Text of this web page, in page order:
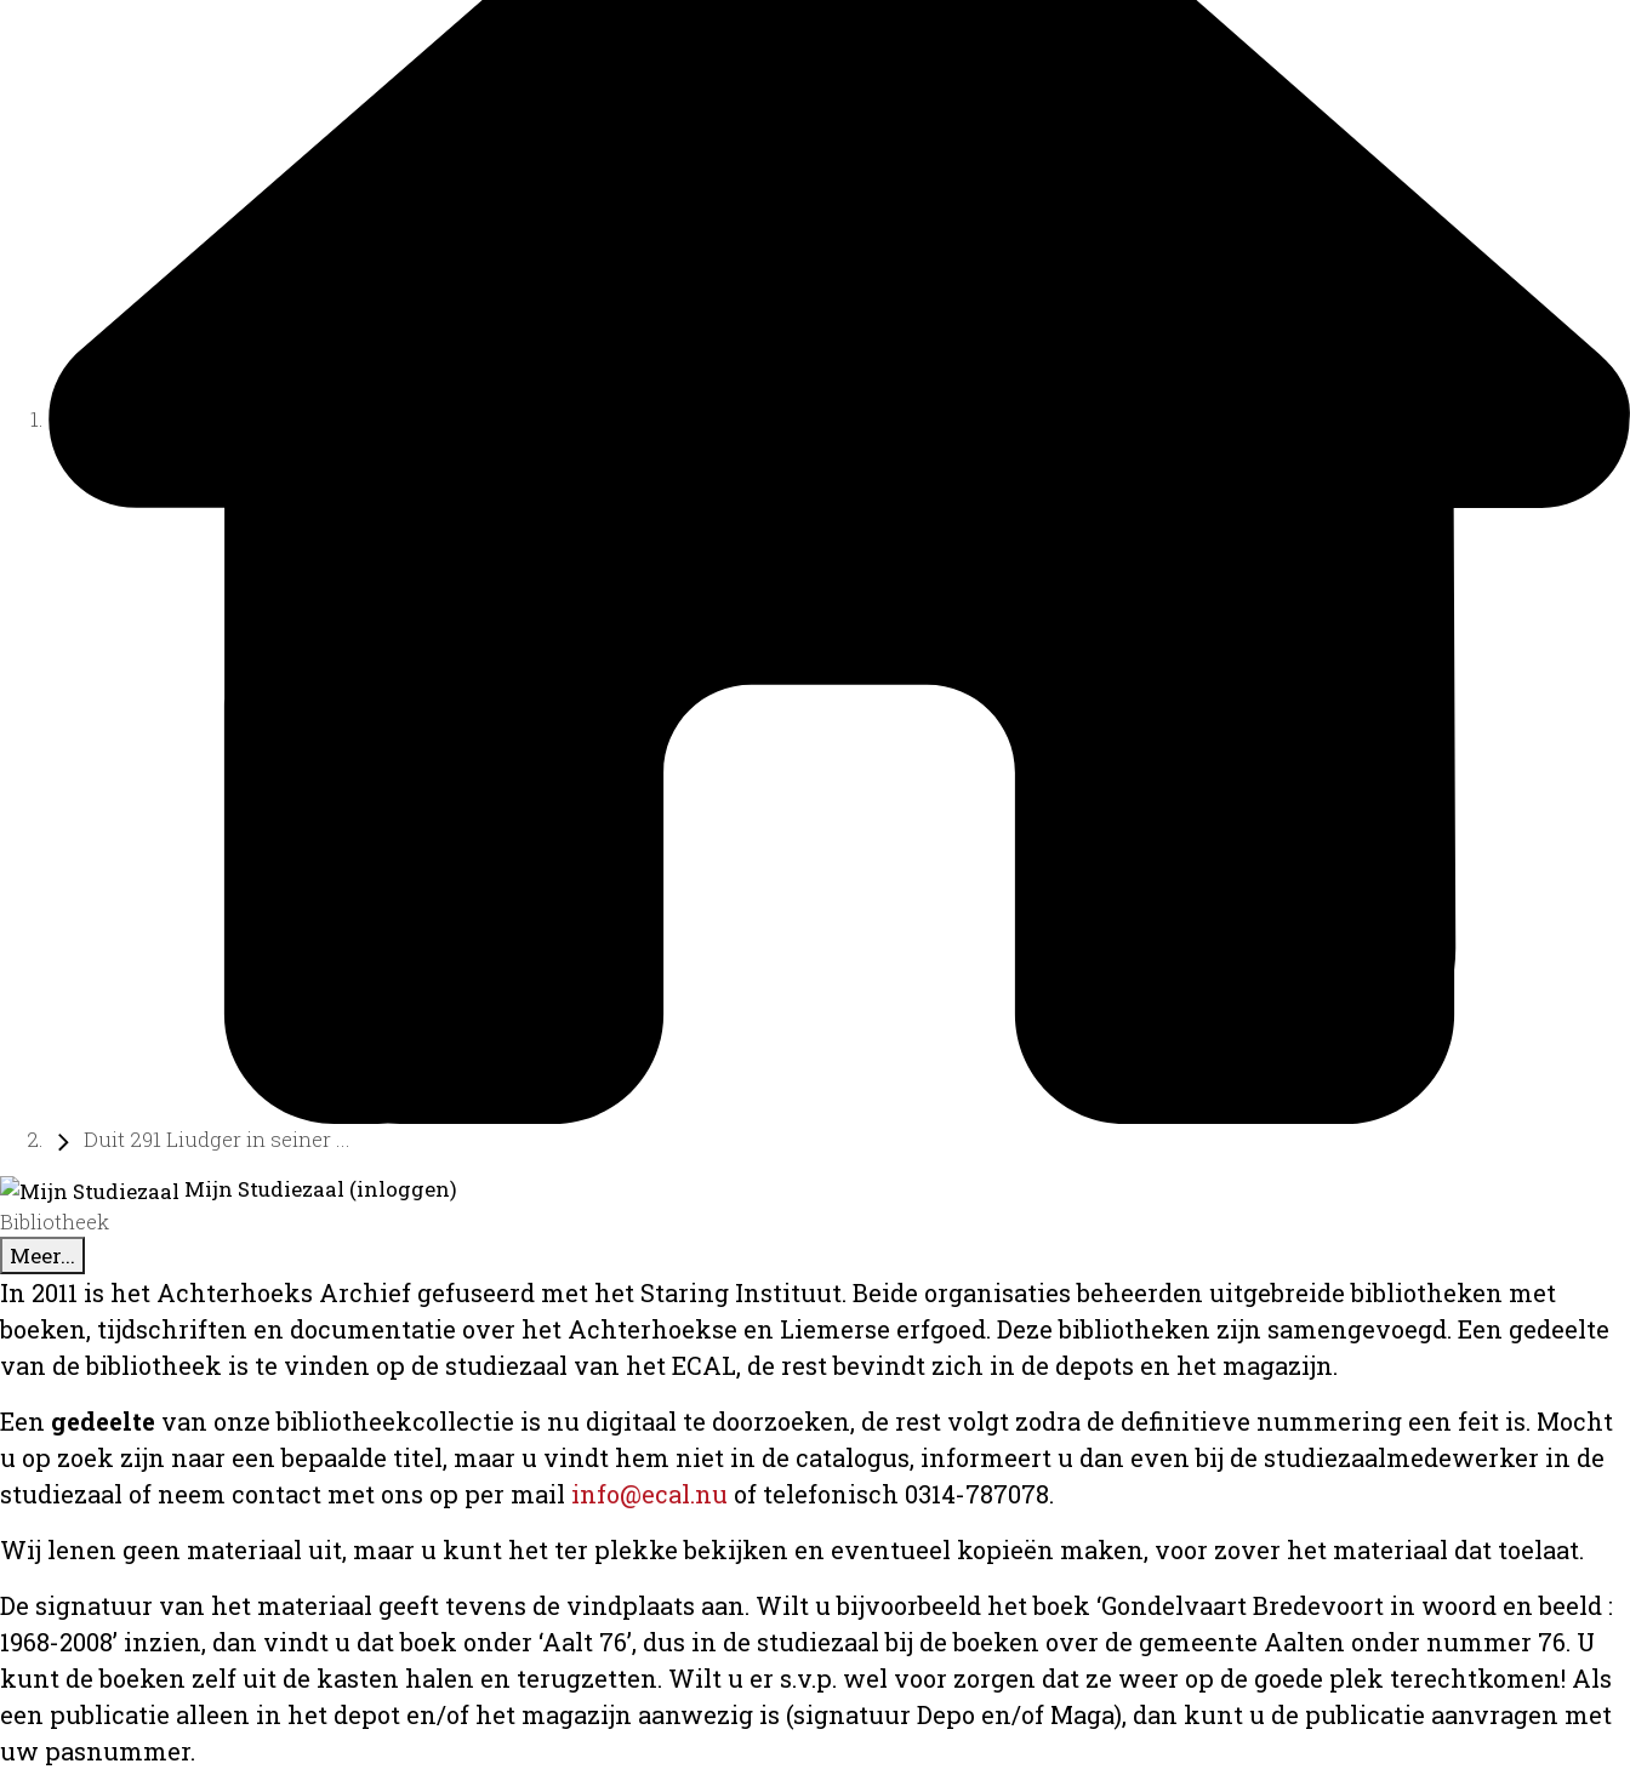
Duit 291 Liudger in seiner ...
Mijn Studiezaal (inloggen)
Bibliotheek
Meer...
In 2011 is het Achterhoeks Archief gefuseerd met het Staring Instituut. Beide organisaties beheerden uitgebreide bibliotheken met
boeken, tijdschriften en documentatie over het Achterhoekse en Liemerse erfgoed. Deze bibliotheken zijn samengevoegd. Een gedeelte
van de bibliotheek is te vinden op de studiezaal van het ECAL, de rest bevindt zich in de depots en het magazijn.
Een gedeelte van onze bibliotheekcollectie is nu digitaal te doorzoeken, de rest volgt zodra de definitieve nummering een feit is. Mocht
u op zoek zijn naar een bepaalde titel, maar u vindt hem niet in de catalogus, informeert u dan even bij de studiezaalmedewerker in de
studiezaal of neem contact met ons op per mail info@ecal.nu of telefonisch 0314-787078.
Wij lenen geen materiaal uit, maar u kunt het ter plekke bekijken en eventueel kopieën maken, voor zover het materiaal dat toelaat.
De signatuur van het materiaal geeft tevens de vindplaats aan. Wilt u bijvoorbeeld het boek ‘Gondelvaart Bredevoort in woord en beeld :
1968-2008’ inzien, dan vindt u dat boek onder ‘Aalt 76’, dus in de studiezaal bij de boeken over de gemeente Aalten onder nummer 76. U
kunt de boeken zelf uit de kasten halen en terugzetten. Wilt u er s.v.p. wel voor zorgen dat ze weer op de goede plek terechtkomen! Als
een publicatie alleen in het depot en/of het magazijn aanwezig is (signatuur Depo en/of Maga), dan kunt u de publicatie aanvragen met
uw pasnummer.